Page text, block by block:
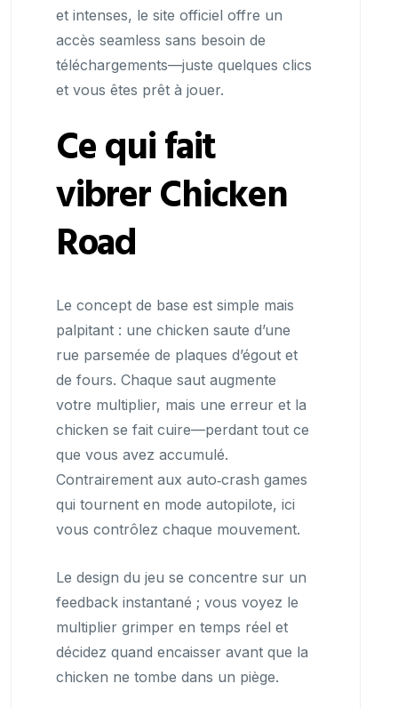
et intenses, le site officiel offre un
accès seamless sans besoin de
téléchargements—juste quelques clics
et vous êtes prêt à jouer.
Ce qui fait
vibrer Chicken
Road
Le concept de base est simple mais
palpitant : une chicken saute d’une
rue parsemée de plaques d’égout et
de fours. Chaque saut augmente
votre multiplier, mais une erreur et la
chicken se fait cuire—perdant tout ce
que vous avez accumulé.
Contrairement aux auto‑crash games
qui tournent en mode autopilote, ici
vous contrôlez chaque mouvement.
Le design du jeu se concentre sur un
feedback instantané ; vous voyez le
multiplier grimper en temps réel et
décidez quand encaisser avant que la
chicken ne tombe dans un piège.